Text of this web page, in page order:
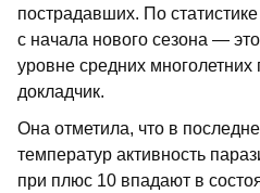
пострадавших. По
с начала нового сезона —
уровне средних
докладчик.
Она отметила, что в
температур активность
при плюс 10 впадают в